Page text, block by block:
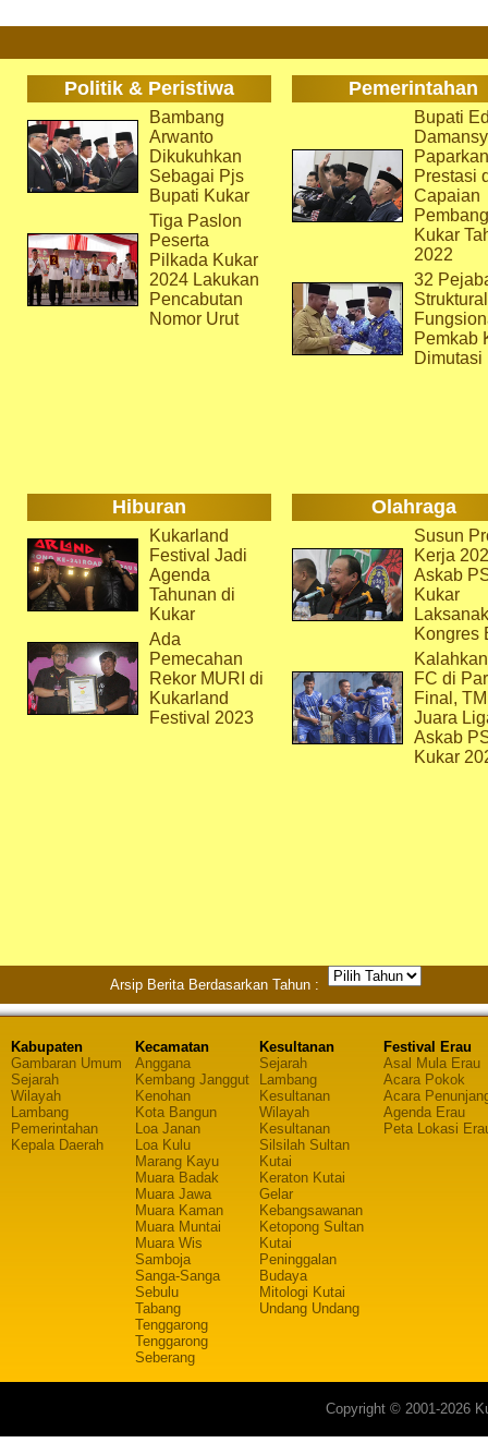
Politik & Peristiwa Pemerintahan
Bambang
Arwanto
Dikukuhkan
Sebagai Pjs
Bupati Kukar
Tiga Paslon
Peserta
Pilkada Kukar
2024 Lakukan
Pencabutan
Nomor Urut
Bupati
Paparkan
Prestasi
Capaian
Kukar
2022
32
Pemkab
Dimutasi
Hiburan Olahraga
Kukarland
Festival Jadi
Agenda
Tahunan di
Kukar
Ada
Pemecahan
Rekor MURI di
Kukarland
Festival 2023
Susun
Kerja
Askab
Kukar
Kongres
FC di
Final,
Juara
Askab
Kukar
Arsip Berita Berdasarkan Tahun :
Kabupaten
Gambaran Umum
Sejarah
Wilayah
Lambang
Pemerintahan
Kepala Daerah
Kecamatan
Anggana
Kembang Janggut
Kenohan
Kota Bangun
Loa Janan
Loa Kulu
Marang Kayu
Muara Badak
Muara Jawa
Muara Kaman
Muara Muntai
Muara Wis
Samboja
Sanga-Sanga
Sebulu
Tabang
Tenggarong
Tenggarong
Seberang
Kesultanan
Sejarah
Lambang
Kesultanan
Wilayah
Kesultanan
Silsilah Sultan
Kutai
Keraton Kutai
Gelar
Kebangsawanan
Ketopong Sultan
Kutai
Peninggalan
Budaya
Mitologi Kutai
Undang Undang
Festival Erau
Asal Mula Erau
Acara Pokok
Acara
Agenda Erau
Peta Lokasi
Copyright © 2001-2026